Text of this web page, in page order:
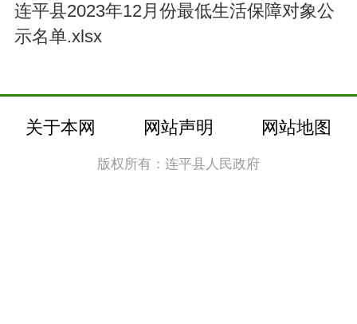
连平县2023年12月份最低生活保障对象公
示名单.xlsx
关于本网 网站声明 网站地图
版权所有：连平县人民政府